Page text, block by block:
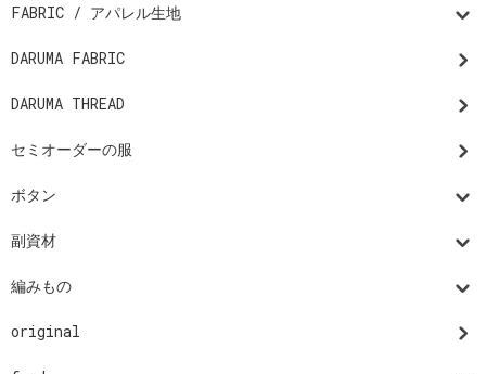
FABRIC / アパレル生地
DARUMA FABRIC
DARUMA THREAD
セミオーダーの服
ボタン
副資材
編みもの
original